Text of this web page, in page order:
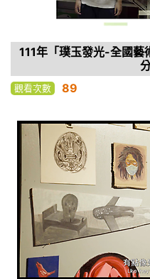
111年「璞玉發光-全國藝
觀看次數 89